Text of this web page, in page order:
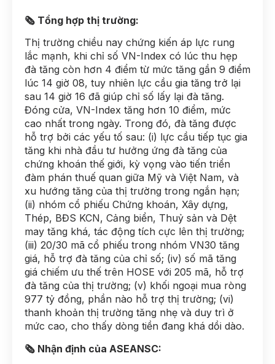
🗞 Tổng hợp thị trường:
Thị trường chiều nay chứng kiến áp lực rung
lắc mạnh, khi chỉ số VN-Index có lúc thu hẹp
đà tăng còn hơn 4 điểm từ mức tăng gần 9 điểm
lúc 14 giờ 08, tuy nhiên lực cầu gia tăng trở lại
sau 14 giờ 16 đã giúp chỉ số lấy lại đà tăng.
Đóng cửa, VN-Index tăng hơn 10 điểm, mức
cao nhất trong ngày. Trong đó, đà tăng được
hỗ trợ bởi các yếu tố sau: (i) lực cầu tiếp tục gia
tăng khi nhà đầu tư hưởng ứng đà tăng của
chứng khoán thế giới, kỳ vọng vào tiến triển
đàm phán thuế quan giữa Mỹ và Việt Nam, và
xu hướng tăng của thị trường trong ngắn hạn;
(ii) nhóm cổ phiếu Chứng khoán, Xây dựng,
Thép, BĐS KCN, Cảng biển, Thuỷ sản và Dệt
may tăng khá, tác động tích cực lên thị trường;
(iii) 20/30 mã cổ phiếu trong nhóm VN30 tăng
giá, hỗ trợ đà tăng của chỉ số; (iv) số mã tăng
giá chiếm ưu thế trên HOSE với 205 mã, hỗ trợ
đà tăng của thị trường; (v) khối ngoại mua ròng
977 tỷ đồng, phần nào hỗ trợ thị trường; (vi)
thanh khoản thị trường tăng nhẹ và duy trì ở
mức cao, cho thấy dòng tiền đang khá dồi dào.
🗞 Nhận định của ASEANSC: